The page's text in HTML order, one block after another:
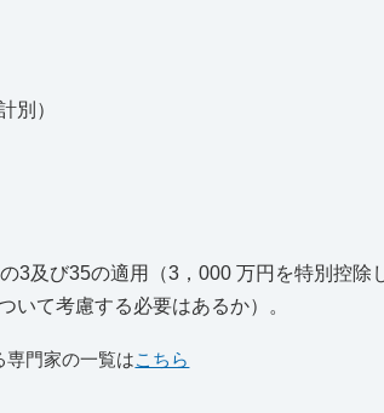
別）
及び35の適用（3，000 万円を特別控除
いて考慮する必要はあるか）。
門家の一覧はこちら